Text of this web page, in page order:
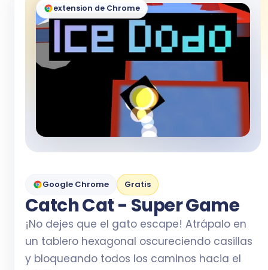
extension de Chrome
Google Chrome Gratis
Catch Cat - Super Game
¡No dejes que el gato escape! Atrápalo en
un tablero hexagonal oscureciendo casillas
y bloqueando todos los caminos hacia el